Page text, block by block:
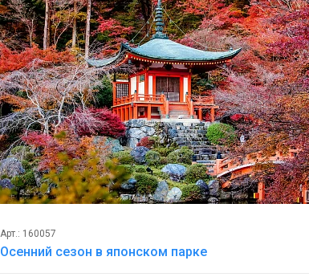
Арт.: 160057
Осенний сезон в японском парке